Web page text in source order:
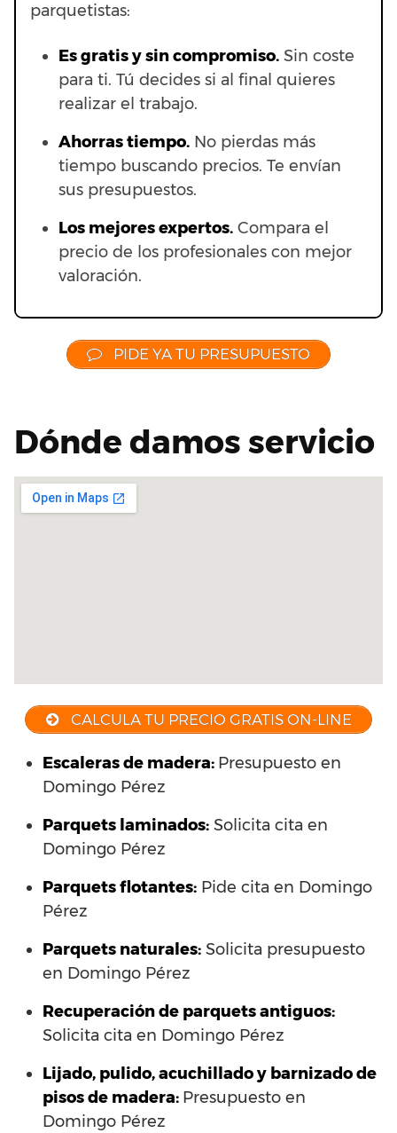
parquetistas:
Es gratis y sin compromiso. Sin coste
para ti. Tú decides si al final quieres
realizar el trabajo.
Ahorras tiempo. No pierdas más
tiempo buscando precios. Te envían
sus presupuestos.
Los mejores expertos. Compara el
precio de los profesionales con mejor
valoración.
PIDE YA TU PRESUPUESTO
Dónde damos servicio
CALCULA TU PRECIO GRATIS ON-LINE
Escaleras de madera: Presupuesto en
Domingo Pérez
Parquets laminados: Solicita cita en
Domingo Pérez
Parquets flotantes: Pide cita en Domingo
Pérez
Parquets naturales: Solicita presupuesto
en Domingo Pérez
Recuperación de parquets antiguos:
Solicita cita en Domingo Pérez
Lijado, pulido, acuchillado y barnizado de
pisos de madera: Presupuesto en
Domingo Pérez